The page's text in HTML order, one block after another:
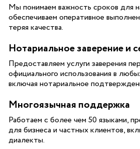
Мы понимаем важность сроков для
обеспечиваем оперативное
теряя качества.
Нотариальное заверение и
Предоставляем услуги заверения
официального использования в
включая нотариальное
Многоязычная поддержка
Работаем с более чем 50 языками,
для бизнеса и частных клиентов,
диалекты.